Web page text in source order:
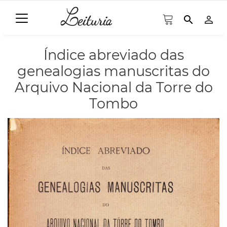
search person_outline
Índice abreviado das
genealogias manuscritas do
Arquivo Nacional da Torre do
Tombo